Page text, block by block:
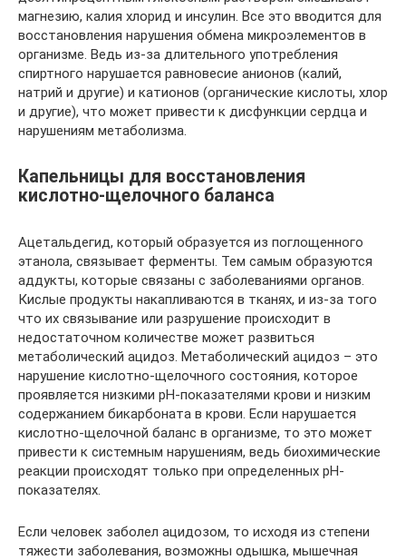
магнезию, калия хлорид и инсулин. Все это вводится для
восстановления нарушения обмена микроэлементов в
организме. Ведь из-за длительного употребления
спиртного нарушается равновесие анионов (калий,
натрий и другие) и катионов (органические кислоты, хлор
и другие), что может привести к дисфункции сердца и
нарушениям метаболизма.
Капельницы для восстановления
кислотно-щелочного баланса
Ацетальдегид, который образуется из поглощенного
этанола, связывает ферменты. Тем самым образуются
аддукты, которые связаны с заболеваниями органов.
Кислые продукты накапливаются в тканях, и из-за того
что их связывание или разрушение происходит в
недостаточном количестве может развиться
метаболический ацидоз. Метаболический ацидоз – это
нарушение кислотно-щелочного состояния, которое
проявляется низкими рН-показателями крови и низким
содержанием бикарбоната в крови. Если нарушается
кислотно-щелочной баланс в организме, то это может
привести к системным нарушениям, ведь биохимические
реакции происходят только при определенных рН-
показателях.
Если человек заболел ацидозом, то исходя из степени
тяжести заболевания, возможны одышка, мышечная